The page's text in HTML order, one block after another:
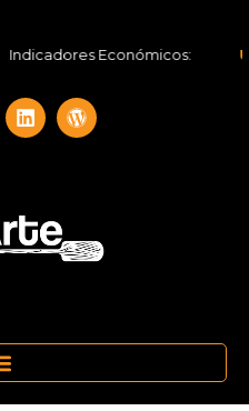
Indicadores Económicos: